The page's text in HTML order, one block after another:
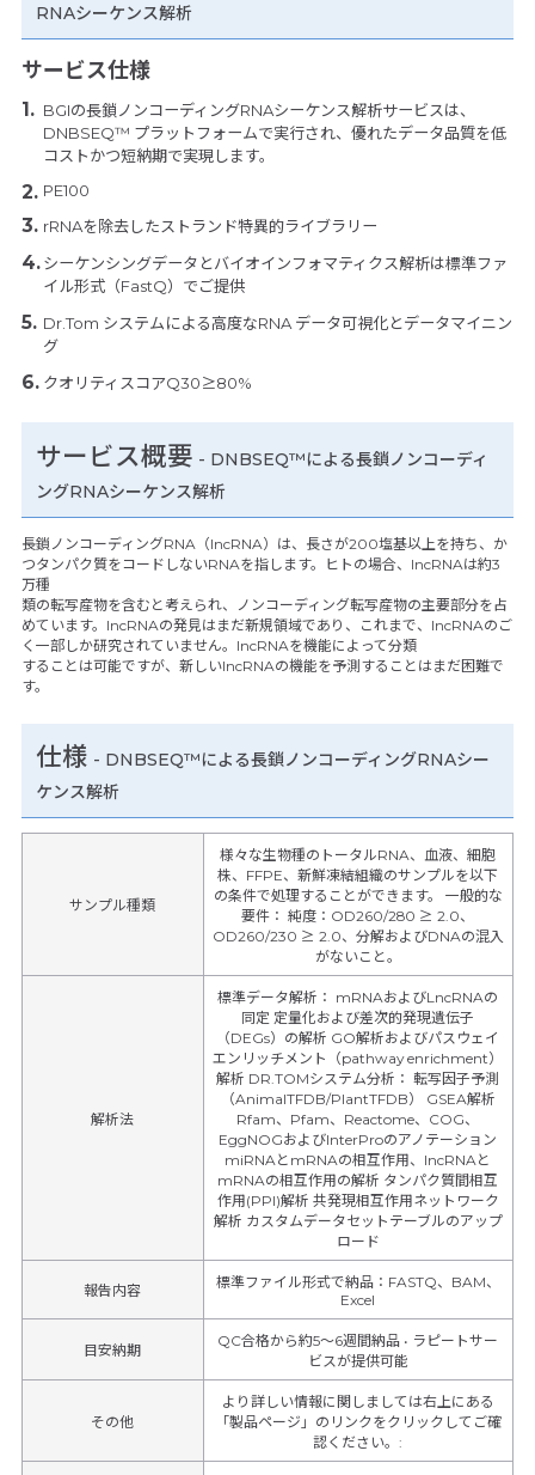
RNAシーケンス解析
サービス仕様
BGIの長鎖ノンコーディングRNAシーケンス解析サービスは、
DNBSEQ™ プラットフォームで実行され、優れたデータ品質を低
コストかつ短納期で実現します。
PE100
rRNAを除去したストランド特異的ライブラリー
シーケンシングデータとバイオインフォマティクス解析は標準ファ
イル形式（FastQ）でご提供
Dr.Tom システムによる高度なRNA データ可視化とデータマイニン
グ
クオリティスコアQ30≥80%
サービス概要 - DNBSEQ™による長鎖ノンコーディ
ングRNAシーケンス解析
長鎖ノンコーディングRNA（lncRNA）は、長さが200塩基以上を持ち、か
つタンパク質をコードしないRNAを指します。ヒトの場合、lncRNAは約3
万種
類の転写産物を含むと考えられ、ノンコーディング転写産物の主要部分を占
めています。lncRNAの発見はまだ新規領域であり、これまで、lncRNAのご
く一部しか研究されていません。lncRNAを機能によって分類
することは可能ですが、新しいlncRNAの機能を予測することはまだ困難で
す。
仕様 - DNBSEQ™による長鎖ノンコーディングRNAシー
ケンス解析
サンプル種類
様々な生物種のトータルRNA、血液、細胞
株、FFPE、新鮮凍結組織のサンプルを以下
の条件で処理することができます。 一般的な
要件： 純度：OD260/280 ≥ 2.0、
OD260/230 ≥ 2.0、分解およびDNAの混入
がないこと。
解析法
標準データ解析： mRNAおよびLncRNAの
同定 定量化および差次的発現遺伝子
（DEGs）の解析 GO解析およびパスウェイ
エンリッチメント（pathway enrichment）
解析 DR.TOMシステム分析： 転写因子予測
（AnimalTFDB/PlantTFDB） GSEA解析
Rfam、Pfam、Reactome、COG、
EggNOGおよびInterProのアノテーション
miRNAとmRNAの相互作用、IncRNAと
mRNAの相互作用の解析 タンパク質間相互
作用(PPI)解析 共発現相互作用ネットワーク
解析 カスタムデータセットテーブルのアップ
ロード
報告内容
標準ファイル形式で納品：FASTQ、BAM、
Excel
目安納期
QC合格から約5～6週間納品 • ラピートサー
ビスが提供可能
その他
より詳しい情報に関しましては右上にある
「製品ページ」のリンクをクリックしてご確
認ください。: